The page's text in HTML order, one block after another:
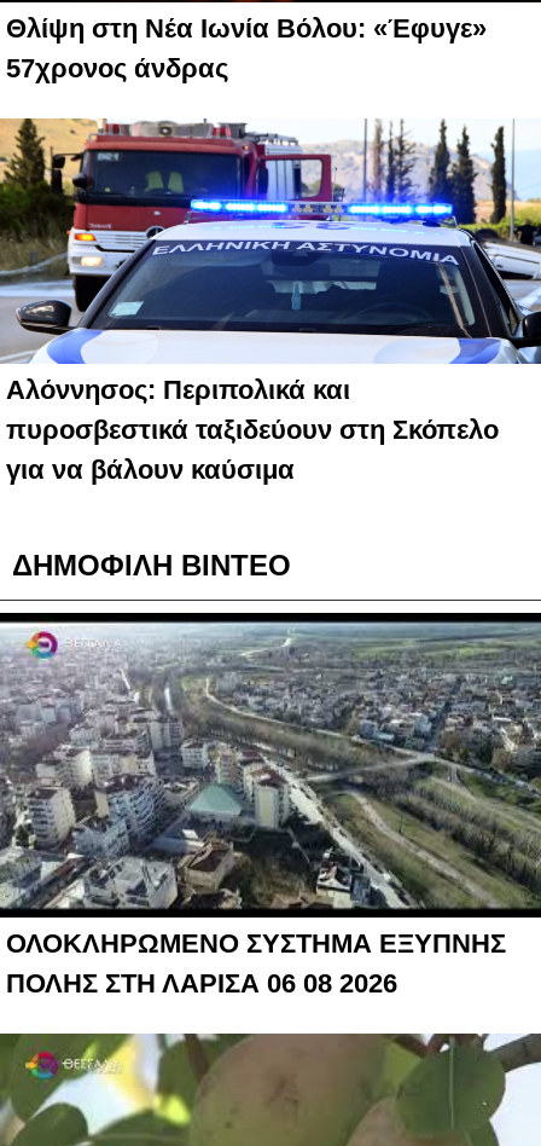
Θλίψη στη Νέα Ιωνία Βόλου: «Έφυγε»
57χρονος άνδρας
Αλόννησος: Περιπολικά και
πυροσβεστικά ταξιδεύουν στη Σκόπελο
για να βάλουν καύσιμα
ΔΗΜΟΦΙΛΗ ΒΙΝΤΕΟ
ΟΛΟΚΛΗΡΩΜΕΝΟ ΣΥΣΤΗΜΑ ΕΞΥΠΝΗΣ
ΠΟΛΗΣ ΣΤΗ ΛΑΡΙΣΑ 06 08 2026